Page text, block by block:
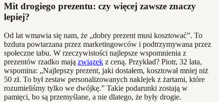
Mit drogiego prezentu: czy więcej zawsze znaczy
lepiej?
Od lat wmawia się nam, że „dobry prezent musi kosztować”. To
bzdura powtarzana przez marketingowców i podtrzymywana przez
społeczne tabu. W rzeczywistości najlepsze wspomnienia z
prezentów rzadko mają związek z ceną. Przykład? Piotr, 32 lata,
wspomina: „Najlepszy prezent, jaki dostałem, kosztował mniej niż
50 zł. To był zestaw personalizowanych naklejek z żartami, które
rozumieliśmy tylko we dwójkę.” Takie podarunki zostają w
pamięci, bo są przemyślane, a nie dlatego, że były drogie.